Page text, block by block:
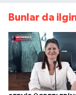
Bunlar da